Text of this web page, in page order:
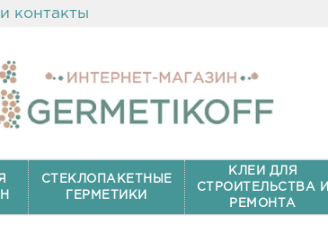
контакты
СТЕКЛОПАКЕТНЫЕ
ГЕРМЕТИКИ
КЛЕИ ДЛЯ
СТРОИТЕЛЬСТВА И
РЕМОНТА